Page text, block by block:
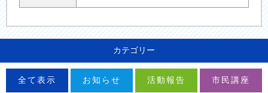
カテゴリー
全て表示 お知らせ 活動報告 市民講座